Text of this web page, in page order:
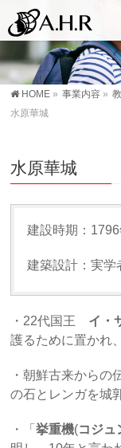
HOME » 事業内容 »
水原華城
水原華城
建設時期：
建築設計：実
・22代国王 イ・
護るために置かれ
・朝鮮古来からの
の石とレンガを城
・「挙重機(コジュ